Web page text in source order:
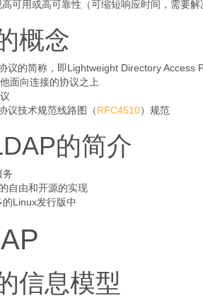
可用或高可靠性（可缩短响应时间，需要解
概念
议的简称，即Lightweight Directory Access
面向连接的协议之上
议技术规范线路图（RFC4510）规范
的简介
务
自由和开源的实现
Linux发行版中
信息模型